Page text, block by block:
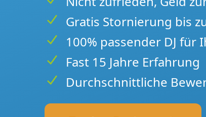
Gratis Stornierung bis
100% passender DJ für
Fast 15 Jahre Erfahrung
Durchschnittliche